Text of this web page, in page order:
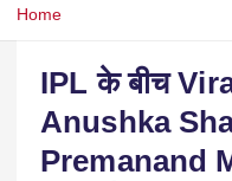
Home
IPL के बीच
Anushka
Premanand